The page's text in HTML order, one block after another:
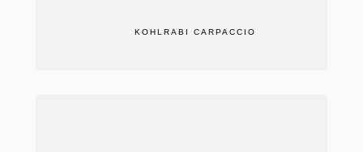
KOHLRABI CARPACCIO